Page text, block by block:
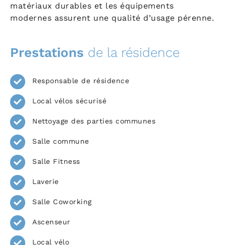
matériaux durables et les équipements
modernes assurent une qualité d’usage pérenne.
Prestations de la résidence
Responsable de résidence
Local vélos sécurisé
Nettoyage des parties communes
Salle commune
Salle Fitness
Laverie
Salle Coworking
Ascenseur
Local vélo